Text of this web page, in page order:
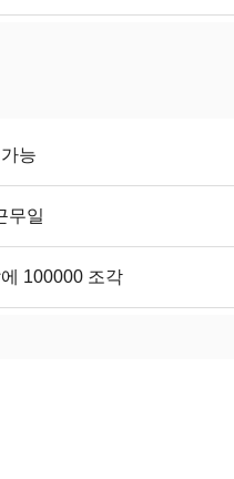
능
무일
100000 조각